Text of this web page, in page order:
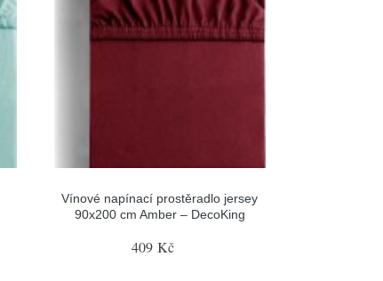
Vínové napínací prostěradlo jersey
90x200 cm Amber – DecoKing
409 Kč